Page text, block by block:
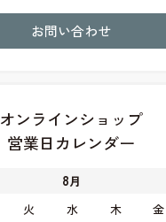
お問い合わせ
オンラインショップ
営業日カレンダー
8月
火 水 木 金